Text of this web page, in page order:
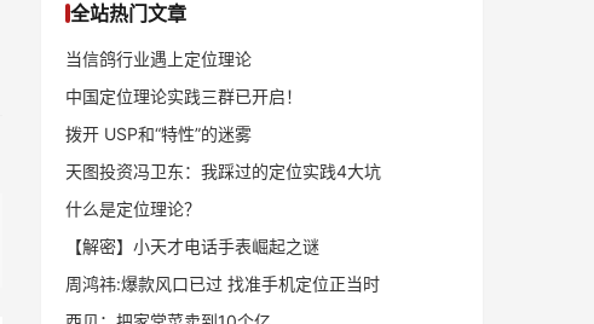
全站热门文章
当信鸽行业遇上定位理论
中国定位理论实践三群已开启！
拨开 USP和“特性”的迷雾
天图投资冯卫东：我踩过的定位实践4大坑
什么是定位理论？
【解密】小天才电话手表崛起之谜
周鸿祎:爆款风口已过 找准手机定位正当时